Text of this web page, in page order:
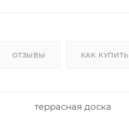
ОТЗЫВЫ КАК КУПИТЬ
террасная доска